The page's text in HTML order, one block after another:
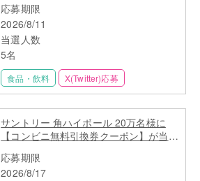
応募期限
2026/8/11
当選人数
5名
食品・飲料 X(Twitter)応募
サントリー 角ハイボール 20万名様に
【コンビニ無料引換券クーポン】が当た
応募期限
2026/8/17